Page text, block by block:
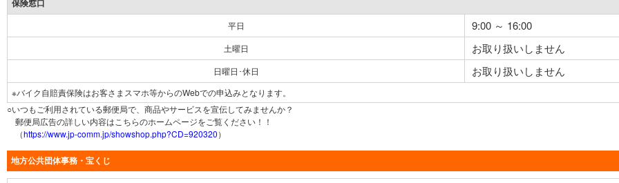
保険窓口
平日 9:00 ～ 16:00
土曜日 お取り扱いしません
日曜日･休日 お取り扱いしません
※バイク自賠責保険はお客さまスマホ等からのWebでの申込みとなります。
○いつもご利用されている郵便局で、商品やサービスを宣伝してみませんか？
郵便局広告の詳しい内容はこちらのホームページをご覧ください！！
（https://www.jp-comm.jp/showshop.php?CD=920320）
地方公共団体事務・宝くじ